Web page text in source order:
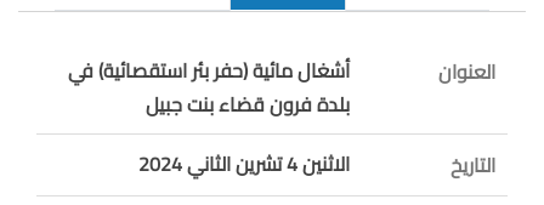
العنوان
أشغال مائية (حفر بئر استقصائية) في
بلدة فرون قضاء بنت جبيل
التاريخ
الاثنين 4 تشرين الثاني 2024